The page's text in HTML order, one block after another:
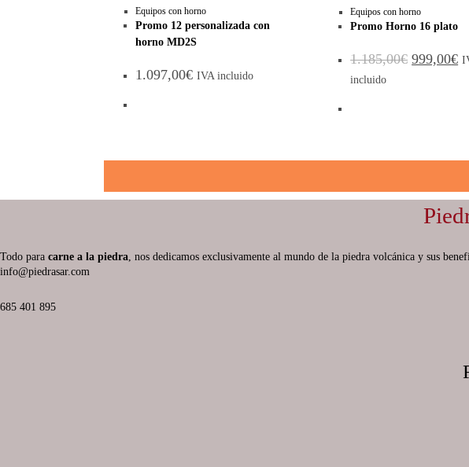
Equipos con horno
Promo 12 personalizada con
horno MD2S
1.097,00€ IVA incluido
Equipos con horno
Promo Horno 16 plato
1.185,00€ El
precio
999,00€El
incluido
Todo para carne a la piedra , nos dedicamos exclusivamente al mundo de la piedra volcánica y sus
info@piedrasar.com​
685 401 895